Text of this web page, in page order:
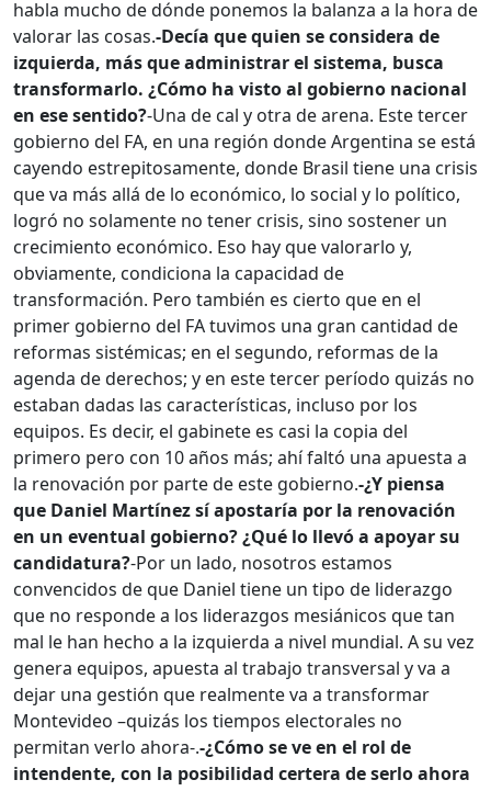
habla mucho de dónde ponemos la balanza a la hora de
valorar las cosas.-Decía que quien se considera de
izquierda, más que administrar el sistema, busca
transformarlo. ¿Cómo ha visto al gobierno nacional
en ese sentido?-Una de cal y otra de arena. Este tercer
gobierno del FA, en una región donde Argentina se está
cayendo estrepitosamente, donde Brasil tiene una crisis
que va más allá de lo económico, lo social y lo político,
logró no solamente no tener crisis, sino sostener un
crecimiento económico. Eso hay que valorarlo y,
obviamente, condiciona la capacidad de
transformación. Pero también es cierto que en el
primer gobierno del FA tuvimos una gran cantidad de
reformas sistémicas; en el segundo, reformas de la
agenda de derechos; y en este tercer período quizás no
estaban dadas las características, incluso por los
equipos. Es decir, el gabinete es casi la copia del
primero pero con 10 años más; ahí faltó una apuesta a
la renovación por parte de este gobierno.-¿Y piensa
que Daniel Martínez sí apostaría por la renovación
en un eventual gobierno? ¿Qué lo llevó a apoyar su
candidatura?-Por un lado, nosotros estamos
convencidos de que Daniel tiene un tipo de liderazgo
que no responde a los liderazgos mesiánicos que tan
mal le han hecho a la izquierda a nivel mundial. A su vez
genera equipos, apuesta al trabajo transversal y va a
dejar una gestión que realmente va a transformar
Montevideo –quizás los tiempos electorales no
permitan verlo ahora-.-¿Cómo se ve en el rol de
intendente, con la posibilidad certera de serlo ahora